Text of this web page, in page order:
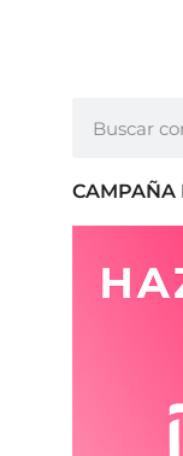
CAMPAÑA